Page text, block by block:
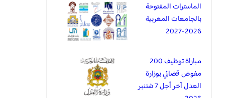
الماسترات المفتوحة
بالجامعات المغربية
2026-2027
مباراة توظيف 200
مفوض قضائي بوزارة
العدل آخر أجل 7 شتنبر